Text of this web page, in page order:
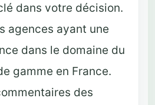
dans votre décision.
agences ayant une
dans le domaine du
gamme en France.
des